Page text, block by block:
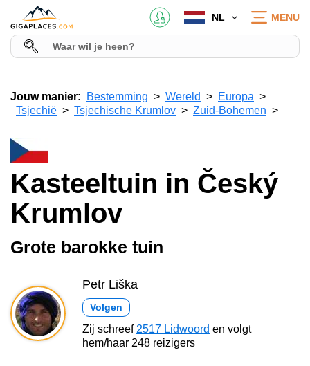
NL MENU
Jouw manier: Bestemming Wereld
Europa
Tsjechië
Tsjechische Krumlov Zuid-Bohemen
Kasteeltuin in Český
Krumlov
Grote barokke tuin
Petr Liška
Volgen
Zij schreef 2517 Lidwoord en volgt
hem/haar 248 reizigers